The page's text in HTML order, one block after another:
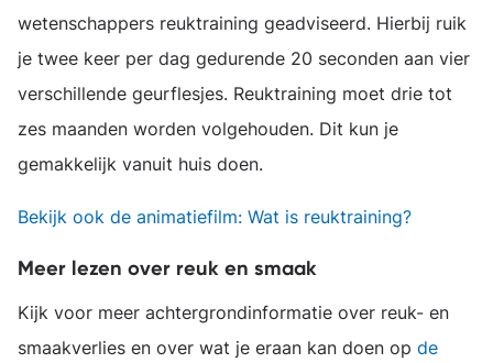
wetenschappers reuktraining geadviseerd. Hierbij ruik
je twee keer per dag gedurende 20 seconden aan vier
verschillende geurflesjes. Reuktraining moet drie tot
zes maanden worden volgehouden. Dit kun je
gemakkelijk vanuit huis doen.
Bekijk ook de animatiefilm: Wat is reuktraining?
Meer lezen over reuk en smaak
Kijk voor meer achtergrondinformatie over reuk- en
smaakverlies en over wat je eraan kan doen op de